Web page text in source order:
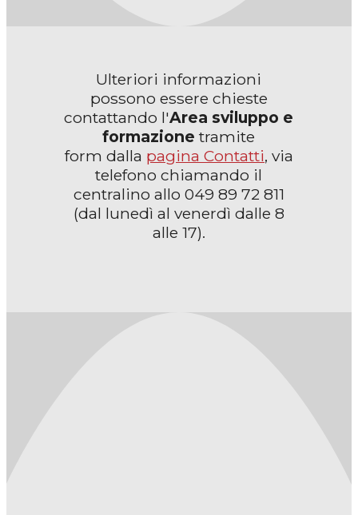
Ulteriori informazioni
possono essere chieste
contattando l'Area sviluppo e
formazione tramite
form dalla pagina Contatti, via
telefono chiamando il
centralino allo 049 89 72 811
(dal lunedì al venerdì dalle 8
alle 17).